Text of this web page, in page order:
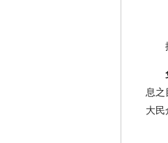
息之
大民